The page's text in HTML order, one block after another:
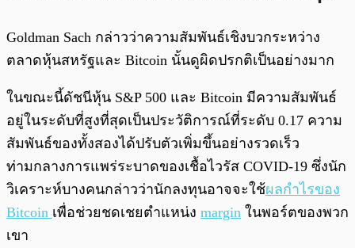
Goldman Sach กล่าวว่าความสัมพันธ์เชิงบวกระหว่าง
ตลาดหุ้นสหรัฐและ Bitcoin นั้นดูผิดปรกติเป็นอย่างมาก
ในขณะนี้ดัชนีหุ้น S&P 500 และ Bitcoin มีความสัมพันธ์
อยู่ในระดับที่สูงที่สุดเป็นประวัติการณ์ที่ระดับ 0.17 ความ
สัมพันธ์ของทั้งสองได้ปรับตัวเพิ่มขึ้นอย่างรวดเร็ว
ท่ามกลางการแพร่ระบาดของเชื้อไวรัส COVID-19 ซึ่งนัก
วิเคราะห์บางคนกล่าวว่านักลงทุนอาจจะใช้ผลกำไรของ
Bitcoin เพื่อช่วยชดเชยตำแหน่ง margin ในพอร์ตของพวก
เขา